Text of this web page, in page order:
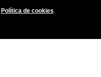
Política de cookies.